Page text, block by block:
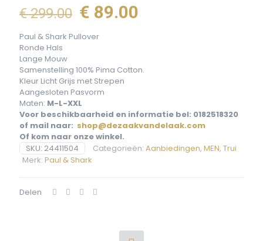
€299.00 Oorspronkelijke
prijs
was:
€ 299.00.
€ 89.00
€ 89.00.
Paul & Shark Pullover
Ronde Hals
Lange Mouw
Samenstelling 100% Pima Cotton.
Kleur Licht Grijs met Strepen
Aangesloten Pasvorm
Maten: M-L-XXL
Voor beschikbaarheid en informatie bel: 0182518320
of mail naar: shop@dezaakvandelaak.com
Of kom naar onze winkel.
SKU: 24411504 Categorieën: Aanbiedingen, MEN, Trui
Merk: Paul & Shark
Delen